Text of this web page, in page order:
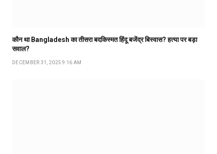
कौन था Bangladesh का तीसरा बदकिस्मत हिंदू बजेंद्र बिस्वास? हत्या पर बड़ा
सवाल?
DECEMBER 31, 2025 9:16 AM